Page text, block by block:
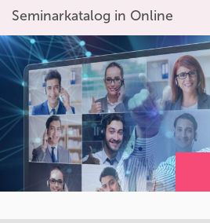
Seminarkatalog in Online